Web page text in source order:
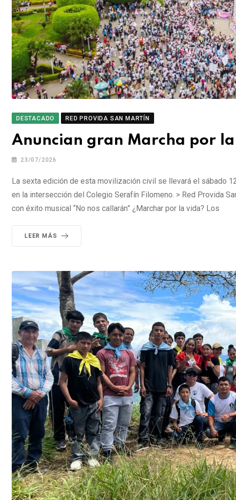
DESTACADO RED PROVIDA SAN MARTÍN
Anuncian gran Marcha por
23/07/2026
La sexta edición de esta movilización civil se llevará el sábado
en la intersección del Colegio Serafín Filomeno. > Red Provida
con éxito musical “No nos callarán” ¿Marchar por la vida? Los
LEER MÁS